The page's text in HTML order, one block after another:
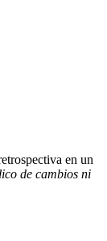
en un
de cambios ni